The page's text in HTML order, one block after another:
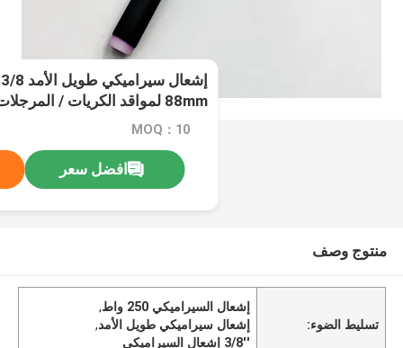
88mm لمواقد الكريات / المرجلات
MOQ：10
افضل سعر
منتوج وصف
تسليط الضوء:
إشعال السيراميكي 250 واط
,
إشعال سيراميكي طويل الأمد,
3/8′′ إشعال السيراميكي